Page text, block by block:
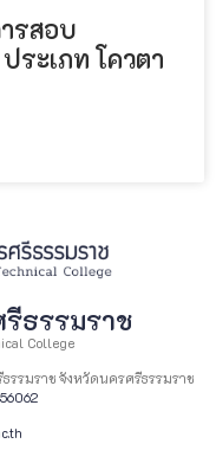
รสอบ
ระเภท โควตา
ธรรมราช
College
รรมราช จังหวัดนครศรีธรรมราช